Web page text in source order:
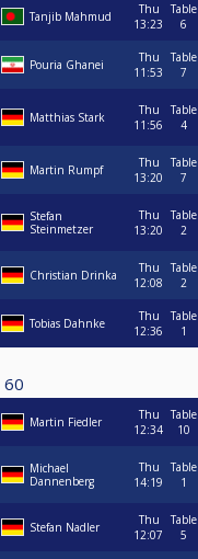
Tanjib Mahmud
Thu
13:23
Table
6
Pouria Ghanei
Thu
11:53
Table
7
Matthias Stark
Thu
11:56
Table
4
Martin Rumpf
Thu
13:20
Table
7
Stefan
Steinmetzer
Thu
13:20
Table
2
Christian Drinka
Thu
12:08
Table
2
Tobias Dahnke
Thu
12:36
Table
1
60
Martin Fiedler
Thu
12:34
Table
10
Michael
Dannenberg
Thu
14:19
Table
1
Stefan Nadler
Thu
12:07
Table
5